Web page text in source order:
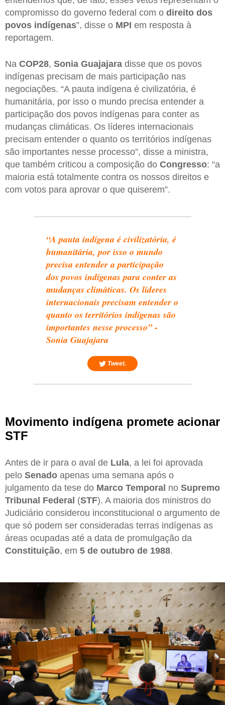
compromisso do governo federal com o direito dos
povos indígenas”, disse o MPI em resposta à
reportagem.
Na COP28, Sonia Guajajara disse que os povos
indígenas precisam de mais participação nas
negociações. “A pauta indígena é civilizatória, é
humanitária, por isso o mundo precisa entender a
participação dos povos indígenas para conter as
mudanças climáticas. Os líderes internacionais
precisam entender o quanto os territórios indígenas
são importantes nesse processo”, disse a ministra,
que também criticou a composição do Congresso: “a
maioria está totalmente contra os nossos direitos e
com votos para aprovar o que quiserem”.
“A pauta indígena é civilizatória, é
humanitária, por isso o mundo
precisa entender a participação
dos povos indígenas para conter as
mudanças climáticas. Os líderes
internacionais precisam entender o
quanto os territórios indígenas são
importantes nesse processo” -
Sonia Guajajara
Tweet.
Movimento indígena promete acionar
STF
Antes de ir para o aval de Lula, a lei foi aprovada
pelo Senado apenas uma semana após o
julgamento da tese do Marco Temporal no Supremo
Tribunal Federal (STF). A maioria dos ministros do
Judiciário considerou inconstitucional o argumento de
que só podem ser consideradas terras indígenas as
áreas ocupadas até a data de promulgação da
Constituição, em 5 de outubro de 1988.